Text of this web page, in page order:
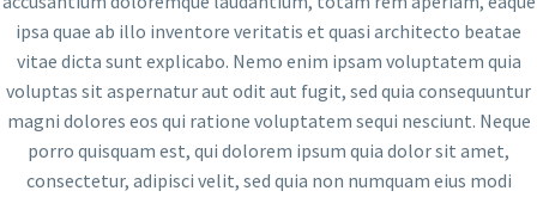
ipsa quae ab illo inventore veritatis et quasi architecto beatae
vitae dicta sunt explicabo. Nemo enim ipsam voluptatem quia
voluptas sit aspernatur aut odit aut fugit, sed quia consequuntur
magni dolores eos qui ratione voluptatem sequi nesciunt. Neque
porro quisquam est, qui dolorem ipsum quia dolor sit amet,
consectetur, adipisci velit, sed quia non numquam eius modi